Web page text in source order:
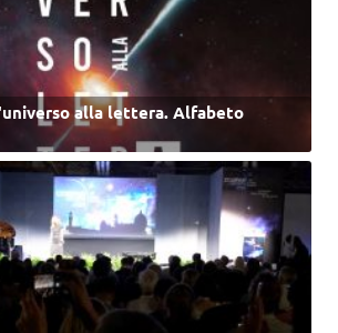
alla lettera. Alfabeto